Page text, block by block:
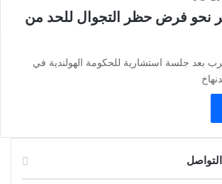
نحو فرض حظر التجوال للحد من
بعد جلسة استشارية للحكومة الهولندية في